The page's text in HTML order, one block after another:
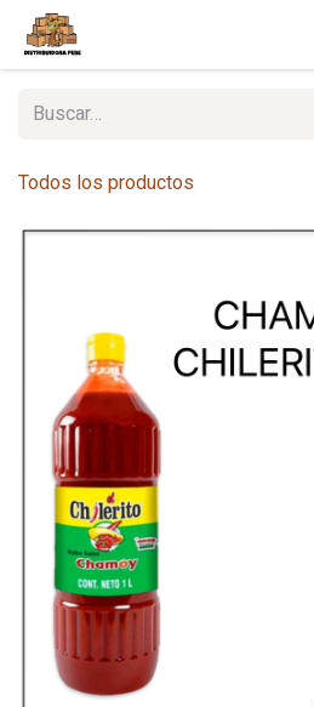
Ir al contenido
Todos los productos